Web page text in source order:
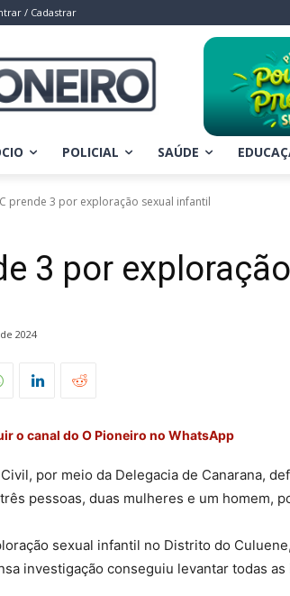
/ Cadastrar
POLICIAL SAÚDE
prende 3 por exploração sexual infantil
3 por
2024
o canal do O Pioneiro no WhatsApp
Civil, por meio da Delegacia de Canarana,
pessoas, duas mulheres e um homem,
sexual infantil no Distrito do
investigação conseguiu levantar todas